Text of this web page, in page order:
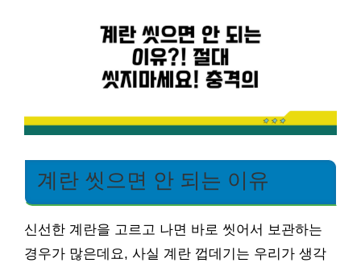
계란 씻으면 안 되는 이유
신선한 계란을 고르고 나면 바로 씻어서 보관하는
경우가 많은데요, 사실 계란 껍데기는 우리가 생각